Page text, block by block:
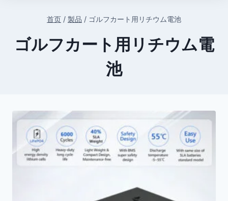
首页 / 製品 / ゴルフカート用リチウム電池
ゴルフカート用リチウム電
池